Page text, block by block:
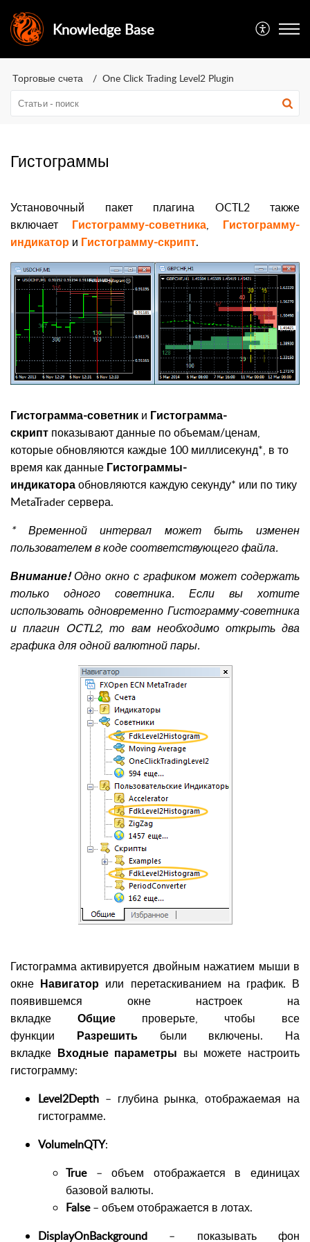
Knowledge Base
Торговые счета One Click Trading Level2 Plugin
Гистограммы
Установочный пакет плагина OCTL2 также
включает Гистограмму-советника, Гистограмму-
индикатор и Гистограмму-скрипт.
Гистограмма-советник и Гистограмма-
скрипт показывают данные по объемам/ценам,
которые обновляются каждые 100 миллисекунд*, в то
время как данные Гистограммы-
индикатораобновляются каждую секунду* или по тику
MetaTrader сервера.
* Временной интервал может быть изменен
пользователем в коде соответствующего файла.
Внимание!Одно окно с графиком может содержать
только одного советника. Если вы хотите
использовать одновременно Гистограмму-советника
и плагин OCTL2, то вам необходимо открыть два
графика для одной валютной пары.
Гистограмма активируется двойным нажатием мыши в
окне Навигатор или перетаскиванием на график. В
появившемся окне настроек на
вкладке Общие проверьте, чтобы все
функции Разрешитьбыли включены. На
вкладке Входные параметры вы можете настроить
гистограмму:
Level2Depth – глубина рынка, отображаемая на
гистограмме.
VolumeInQTY:
True– объем отображается в единицах
базовой валюты.
False– объем отображается в лотах.
DisplayOnBackground – показывать фон